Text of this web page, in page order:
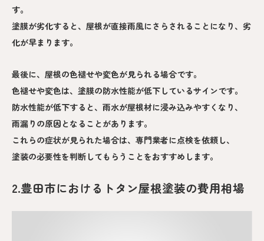
す。
塗膜が劣化すると、屋根が直接雨風にさらされることになり、劣
化が早まります。
最後に、屋根の色褪せや変色が見られる場合です。
色褪せや変色は、塗膜の防水性能が低下しているサインです。
防水性能が低下すると、雨水が屋根材に浸み込みやすくなり、
雨漏りの原因となることがあります。
これらの症状が見られた場合は、専門業者に点検を依頼し、
塗装の必要性を判断してもらうことをおすすめします。
2.豊田市におけるトタン屋根塗装の費用相場